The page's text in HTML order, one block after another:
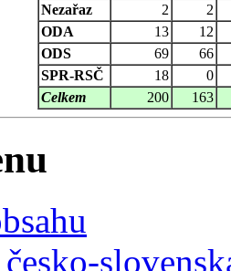
Nezařaz
2
2
ODA
13
12
ODS
69
66
SPR-RSČ
18
0
Celkem
200 163